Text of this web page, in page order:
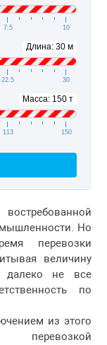
7.5 10
Длина: 30 м
22.5 30
Масса: 150 т
113 150
Но
перевозки
величину
далеко не все
по
из этого